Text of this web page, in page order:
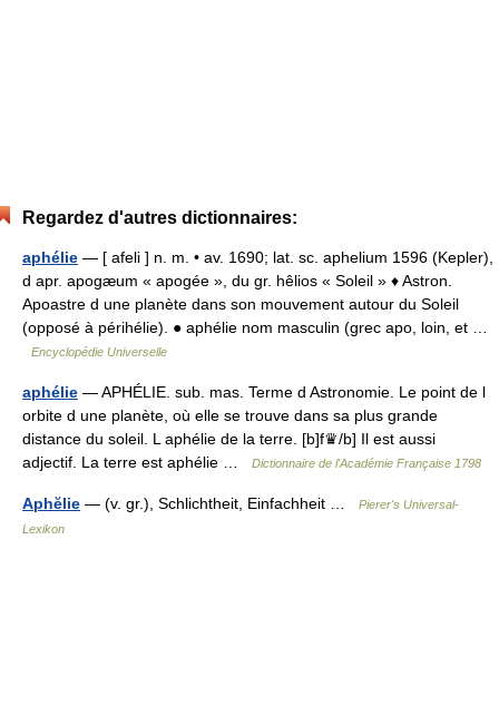
Regardez d'autres dictionnaires:
aphélie — [ afeli ] n. m. • av. 1690; lat. sc. aphelium 1596 (Kepler),
d apr. apogæum « apogée », du gr. hêlios « Soleil » ♦ Astron.
Apoastre d une planète dans son mouvement autour du Soleil
(opposé à périhélie). ● aphélie nom masculin (grec apo, loin, et …
Encyclopédie Universelle
aphélie — APHÉLIE. sub. mas. Terme d Astronomie. Le point de l
orbite d une planète, où elle se trouve dans sa plus grande
distance du soleil. L aphélie de la terre. [b]f♛/b] Il est aussi
adjectif. La terre est aphélie …
Dictionnaire de l'Académie Française 1798
Aphĕlie — (v. gr.), Schlichtheit, Einfachheit …
Pierer's Universal-
Lexikon